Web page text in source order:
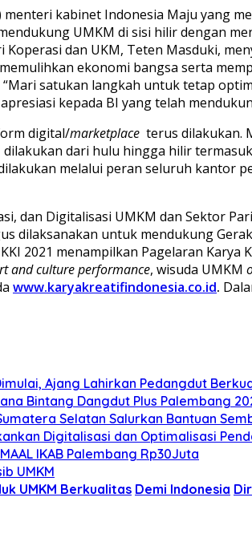
kabinet Indonesia Maju yang
UMKM di sisi hilir dengan
Koperasi dan UKM, Teten Masduki,
ekonomi bangsa serta
satukan langkah untuk tetap
kepada BI yang telah
digital/marketplace terus dilakukan.
dari hulu hingga hilir
melalui peran seluruh kantor
dan Digitalisasi UMKM dan Sektor
dilaksanakan untuk mendukung
2021 menampilkan Pagelaran Karya
and culture performance, wisuda UMKM
www.karyakreatifindonesia.co.id.
Ajang Lahirkan Pedangdut
Bintang Dangdut Plus Palembang
Selatan Salurkan Bantuan
Digitalisasi dan Optimalisasi
IKAB Palembang Rp30Juta
UMKM
UMKM Berkualitas Demi Indonesia